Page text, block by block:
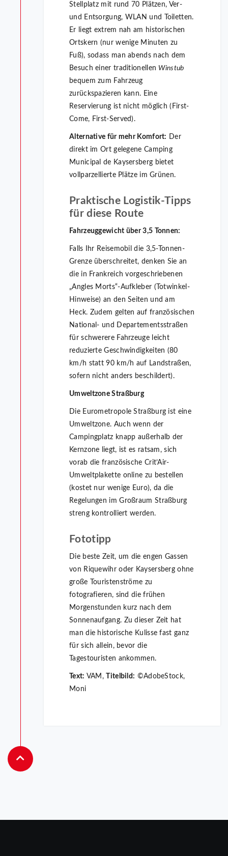
Stellplatz mit rund 70 Plätzen, Ver-
und Entsorgung, WLAN und Toiletten.
Er liegt extrem nah am historischen
Ortskern (nur wenige Minuten zu
Fuß), sodass man abends nach dem
Besuch einer traditionellen Winstub
bequem zum Fahrzeug
zurückspazieren kann. Eine
Reservierung ist nicht möglich (First-
Come, First-Served).
Alternative für mehr Komfort: Der
direkt im Ort gelegene Camping
Municipal de Kaysersberg bietet
vollparzellierte Plätze im Grünen.
Praktische Logistik-Tipps
für diese Route
Fahrzeuggewicht über 3,5 Tonnen:
Falls Ihr Reisemobil die 3,5-Tonnen-
Grenze überschreitet, denken Sie an
die in Frankreich vorgeschriebenen
„Angles Morts“-Aufkleber (Totwinkel-
Hinweise) an den Seiten und am
Heck. Zudem gelten auf französischen
National- und Departementsstraßen
für schwerere Fahrzeuge leicht
reduzierte Geschwindigkeiten (80
km/h statt 90 km/h auf Landstraßen,
sofern nicht anders beschildert).
Umweltzone Straßburg
Die Eurometropole Straßburg ist eine
Umweltzone. Auch wenn der
Campingplatz knapp außerhalb der
Kernzone liegt, ist es ratsam, sich
vorab die französische Crit’Air-
Umweltplakette online zu bestellen
(kostet nur wenige Euro), da die
Regelungen im Großraum Straßburg
streng kontrolliert werden.
Fototipp
Die beste Zeit, um die engen Gassen
von Riquewihr oder Kaysersberg ohne
große Touristenströme zu
fotografieren, sind die frühen
Morgenstunden kurz nach dem
Sonnenaufgang. Zu dieser Zeit hat
man die historische Kulisse fast ganz
für sich allein, bevor die
Tagestouristen ankommen.
Text: VAM, Titelbild: ©AdobeStock,
Moni